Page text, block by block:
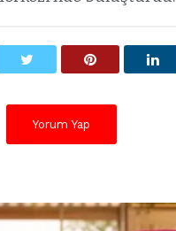
Yorum Yap